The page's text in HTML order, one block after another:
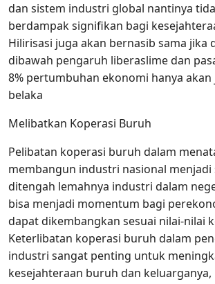
dan sistem industri global nantinya
berdampak signifikan bagi
Hilirisasi juga akan bernasib sama jika
dibawah pengaruh liberaslime dan
8% pertumbuhan ekonomi hanya
belaka
Melibatkan Koperasi Buruh
Pelibatan koperasi buruh dalam
membangun industri nasional
ditengah lemahnya industri dalam
bisa menjadi momentum bagi
dapat dikembangkan sesuai nilai-nilai
Keterlibatan koperasi buruh dalam
industri sangat penting untuk
kesejahteraan buruh dan